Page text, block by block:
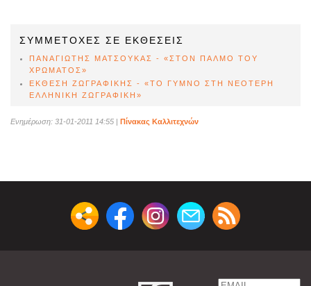
ΣΥΜΜΕΤΟΧΕΣ ΣΕ ΕΚΘΕΣΕΙΣ
ΠΑΝΑΓΙΩΤΗΣ ΜΑΤΣΟΥΚΑΣ - «ΣΤΟΝ ΠΑΛΜΟ ΤΟΥ
ΧΡΩΜΑΤΟΣ»
ΕΚΘΕΣΗ ΖΩΓΡΑΦΙΚΗΣ - «ΤΟ ΓΥΜΝΟ ΣΤΗ ΝΕΟΤΕΡΗ
ΕΛΛΗΝΙΚΗ ΖΩΓΡΑΦΙΚΗ»
Ενημέρωση: 31-01-2011 14:55 | Πίνακας Καλλιτεχνών
Email